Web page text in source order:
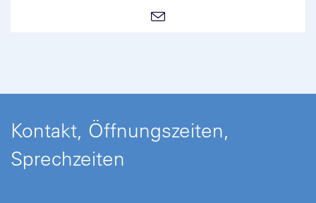
Kontakt, Öffnungszeiten,
Sprechzeiten